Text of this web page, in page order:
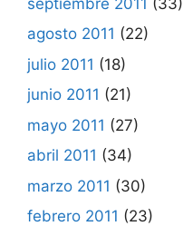
agosto 2011 (22)
julio 2011 (18)
junio 2011 (21)
mayo 2011 (27)
abril 2011 (34)
marzo 2011 (30)
febrero 2011 (23)